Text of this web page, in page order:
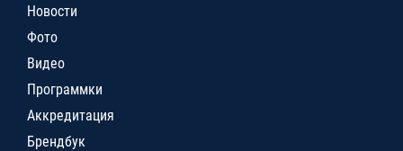
Новости
Фото
Видео
Программки
Аккредитация
Брендбук